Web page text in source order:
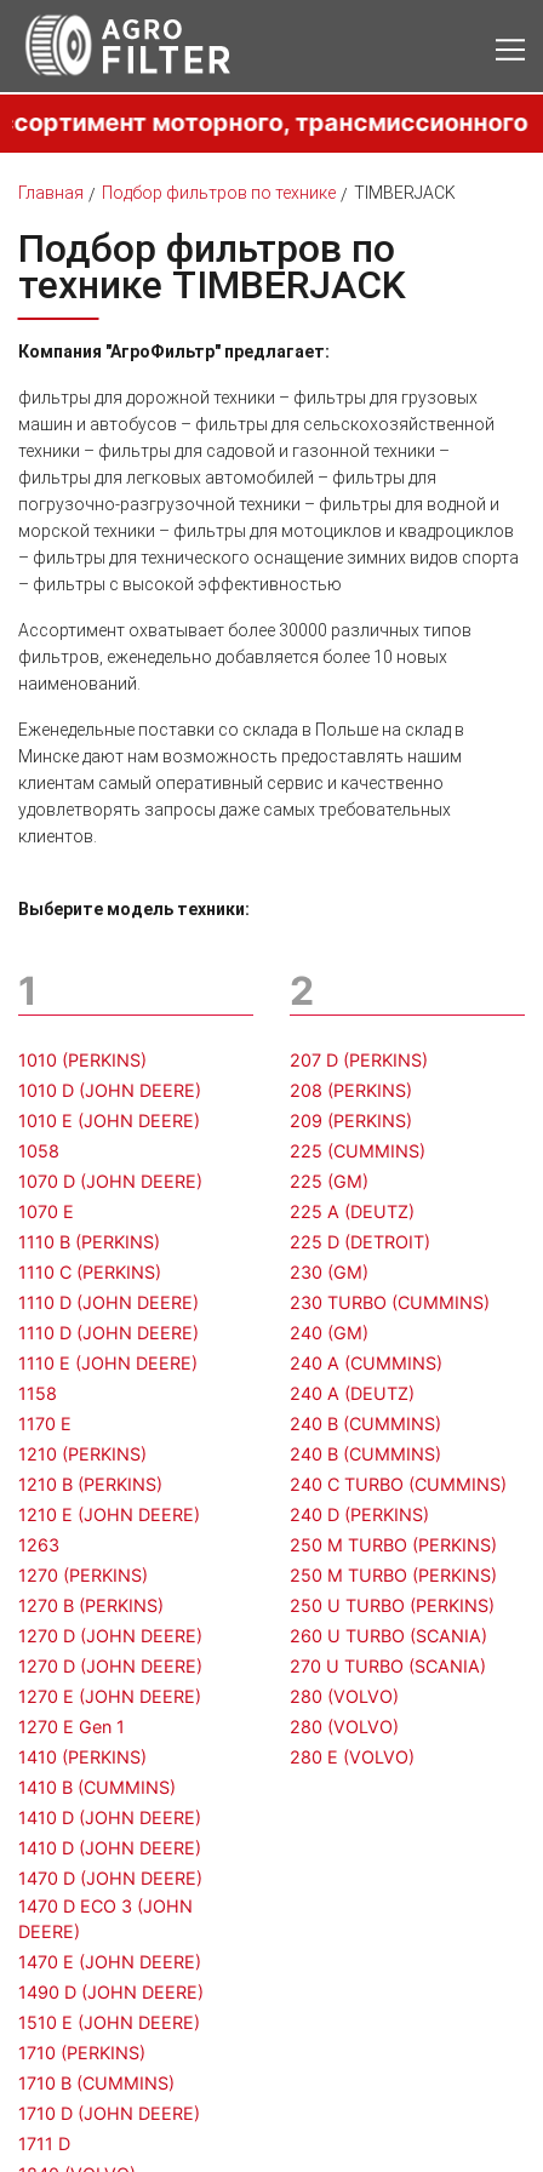
моторного, трансмиссионного и
Главная Подбор фильтров по технике TIMBERJACK
Подбор фильтров по
технике TIMBERJACK
Компания "АгроФильтр" предлагает:
фильтры для дорожной техники – фильтры для грузовых
машин и автобусов – фильтры для сельскохозяйственной
техники – фильтры для садовой и газонной техники –
фильтры для легковых автомобилей – фильтры для
погрузочно-разгрузочной техники – фильтры для водной и
морской техники – фильтры для мотоциклов и квадроциклов
– фильтры для технического оснащение зимних видов спорта
– фильтры с высокой эффективностью
Ассортимент охватывает более 30000 различных типов
фильтров, еженедельно добавляется более 10 новых
наименований.
Еженедельные поставки со склада в Польше на склад в
Минске дают нам возможность предоставлять нашим
клиентам самый оперативный сервис и качественно
удовлетворять запросы даже самых требовательных
клиентов.
Выберите модель техники:
1
1010 (PERKINS)
1010 D (JOHN DEERE)
1010 E (JOHN DEERE)
1058
1070 D (JOHN DEERE)
1070 E
1110 B (PERKINS)
1110 C (PERKINS)
1110 D (JOHN DEERE)
1110 D (JOHN DEERE)
1110 E (JOHN DEERE)
1158
1170 E
1210 (PERKINS)
1210 B (PERKINS)
1210 E (JOHN DEERE)
1263
1270 (PERKINS)
1270 B (PERKINS)
1270 D (JOHN DEERE)
1270 D (JOHN DEERE)
1270 E (JOHN DEERE)
1270 E Gen 1
1410 (PERKINS)
1410 B (CUMMINS)
1410 D (JOHN DEERE)
1410 D (JOHN DEERE)
1470 D (JOHN DEERE)
1470 D ECO 3 (JOHN
DEERE)
1470 E (JOHN DEERE)
1490 D (JOHN DEERE)
1510 E (JOHN DEERE)
1710 (PERKINS)
1710 B (CUMMINS)
1710 D (JOHN DEERE)
1711 D
2
207 D (PERKINS)
208 (PERKINS)
209 (PERKINS)
225 (CUMMINS)
225 (GM)
225 A (DEUTZ)
225 D (DETROIT)
230 (GM)
230 TURBO (CUMMINS)
240 (GM)
240 A (CUMMINS)
240 A (DEUTZ)
240 B (CUMMINS)
240 B (CUMMINS)
240 C TURBO (CUMMINS)
240 D (PERKINS)
250 M TURBO (PERKINS)
250 M TURBO (PERKINS)
250 U TURBO (PERKINS)
260 U TURBO (SCANIA)
270 U TURBO (SCANIA)
280 (VOLVO)
280 (VOLVO)
280 E (VOLVO)